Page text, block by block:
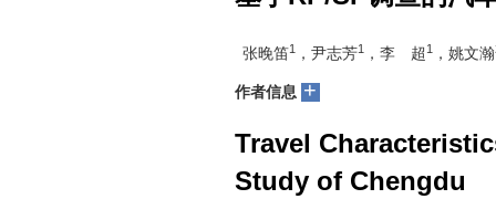
张晚笛1，尹志芳1，李 超 1，姚文瀚
作者信息 +
Travel
Study of Chengdu